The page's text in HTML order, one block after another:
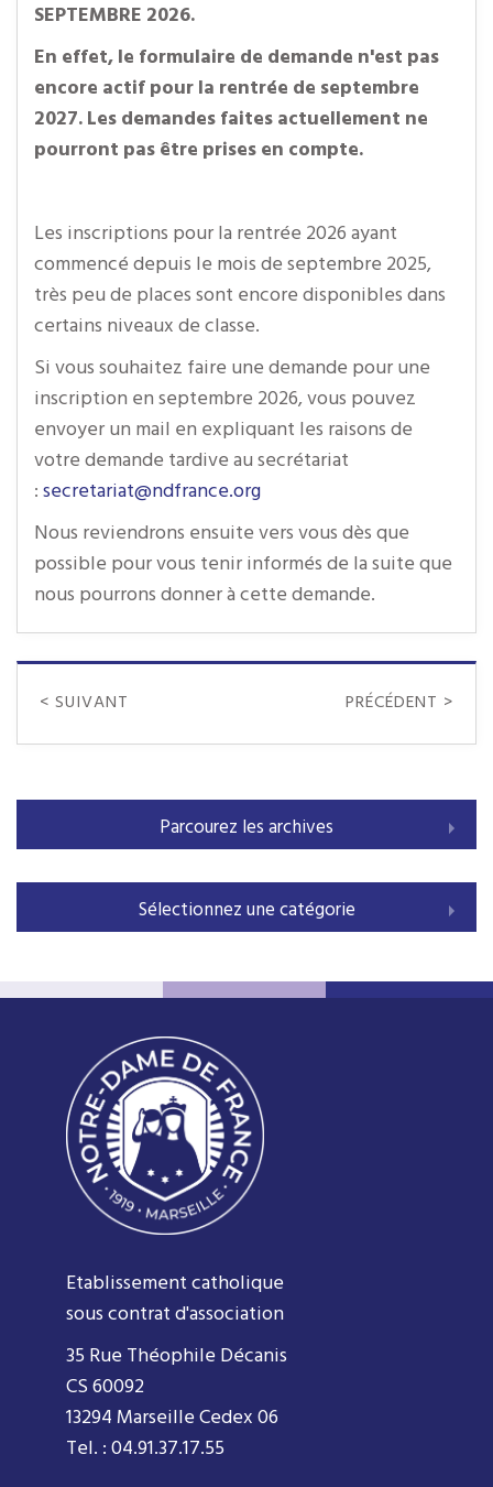
SEPTEMBRE 2026.
En effet, le formulaire de demande n'est pas
encore actif pour la rentrée de septembre
2027. Les demandes faites actuellement ne
pourront pas être prises en compte.
Les inscriptions pour la rentrée 2026 ayant
commencé depuis le mois de septembre 2025,
très peu de places sont encore disponibles dans
certains niveaux de classe.
Si vous souhaitez faire une demande pour une
inscription en septembre 2026, vous pouvez
envoyer un mail en expliquant les raisons de
votre demande tardive au secrétariat
: secretariat@ndfrance.org
Nous reviendrons ensuite vers vous dès que
possible pour vous tenir informés de la suite que
nous pourrons donner à cette demande.
< SUIVANT PRÉCÉDENT >
Parcourez les archives
Sélectionnez une catégorie
Etablissement catholique
sous contrat d'association
35 Rue Théophile Décanis
CS 60092
13294 Marseille Cedex 06
Tel. : 04.91.37.17.55